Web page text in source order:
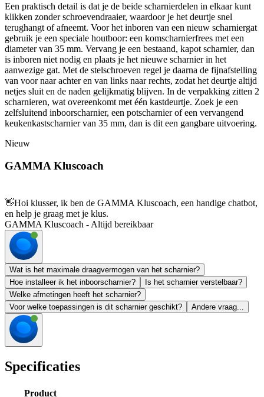
Een praktisch detail is dat je de beide scharnierdelen in elkaar kunt
klikken zonder schroevendraaier, waardoor je het deurtje snel
terughangt of afneemt. Voor het inboren van een nieuw scharniergat
gebruik je een speciale houtboor: een komscharnierfrees met een
diameter van 35 mm. Vervang je een bestaand, kapot scharnier, dan
is inboren niet nodig en plaats je het nieuwe scharnier in het
aanwezige gat. Met de stelschroeven regel je daarna de fijnafstelling
van voor naar achter en van links naar rechts, zodat het deurtje altijd
netjes sluit en de naden gelijkmatig blijven. In de verpakking zitten 2
scharnieren, wat overeenkomt met één kastdeurtje. Zoek je een
zelfsluitend inboorscharnier, een potscharnier of een vervangend
keukenkastscharnier van 35 mm, dan is dit een gangbare uitvoering.
Nieuw
GAMMA Kluscoach
👋Hoi klusser, ik ben de GAMMA Kluscoach, een handige chatbot,
en help je graag met je klus.
GAMMA Kluscoach - Altijd bereikbaar
Wat is het maximale draagvermogen van het scharnier?
Hoe installeer ik het inboorscharnier?
Is het scharnier verstelbaar?
Welke afmetingen heeft het scharnier?
Voor welke toepassingen is dit scharnier geschikt?
Andere vraag...
Specificaties
Product